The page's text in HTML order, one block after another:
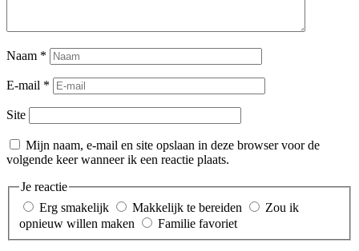
Naam *
E-mail *
Site
Mijn naam, e-mail en site opslaan in deze browser voor de
volgende keer wanneer ik een reactie plaats.
Je reactie
Erg smakelijk
Makkelijk te bereiden
Zou ik
opnieuw willen maken
Familie favoriet